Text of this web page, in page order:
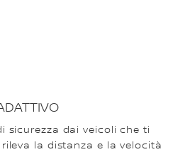
sicurezza dai veicoli che ti
la distanza e la velocità